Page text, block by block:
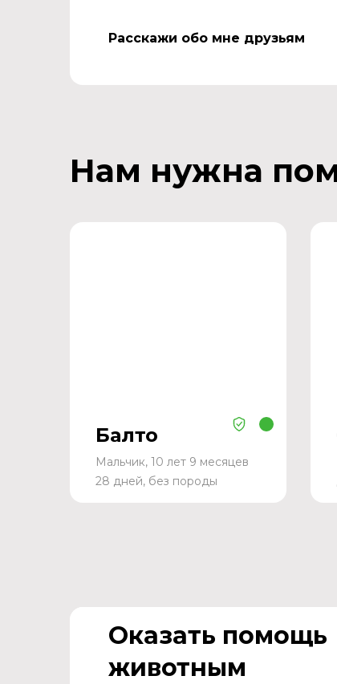
Расскажи обо мне друзьям
Нам нужна
Балто
Мальчик, 10 лет 9 месяцев
28 дней, без породы
Оказать помощь
животным